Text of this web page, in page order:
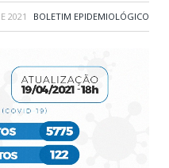
2021 BOLETIM EPIDEMIOLÓGICO